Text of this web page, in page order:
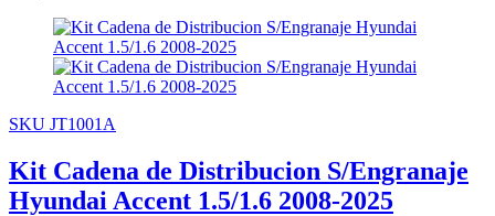
SKU JT1001A
Kit Cadena de Distribucion S/Engranaje
Hyundai Accent 1.5/1.6 2008-2025